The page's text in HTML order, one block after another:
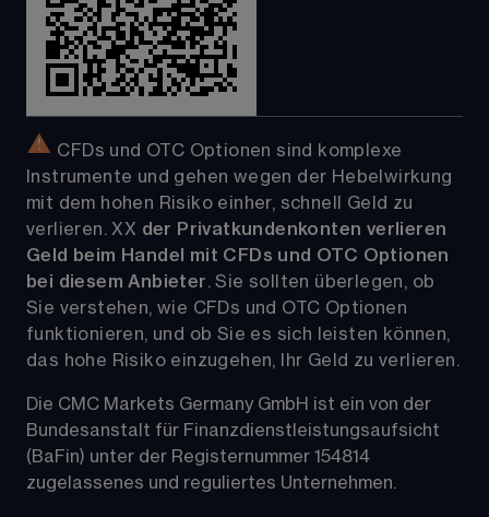
CFDs und OTC Optionen sind komplexe
Instrumente und gehen wegen der Hebelwirkung
mit dem hohen Risiko einher, schnell Geld zu
verlieren. XX der Privatkundenkonten verlieren
Geld beim Handel mit CFDs und OTC Optionen
bei diesem Anbieter. Sie sollten überlegen, ob
Sie verstehen, wie CFDs und OTC Optionen
funktionieren, und ob Sie es sich leisten können,
das hohe Risiko einzugehen, Ihr Geld zu verlieren.
Die CMC Markets Germany GmbH ist ein von der
Bundesanstalt für Finanzdienstleistungsaufsicht
(BaFin) unter der Registernummer 154814
zugelassenes und reguliertes Unternehmen.